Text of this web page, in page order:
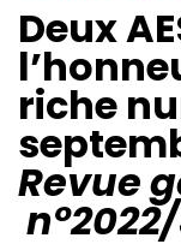
Deux
riche
Revue